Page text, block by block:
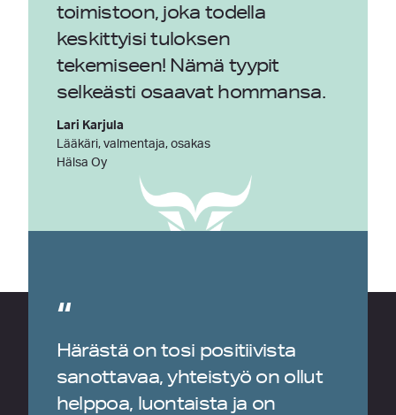
toimistoon, joka todella
keskittyisi tuloksen
tekemiseen! Nämä tyypit
selkeästi osaavat hommansa.
Lari Karjula
Lääkäri, valmentaja, osakas
Hälsa Oy
“
Härästä on tosi positiivista
sanottavaa, yhteistyö on ollut
helppoa, luontaista ja on